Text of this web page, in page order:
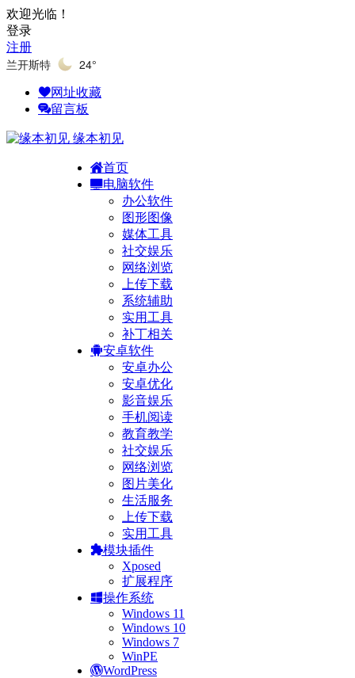
欢迎光临！
登录
注册
兰开斯特 24°
网址收藏
留言板
缘本初见
首页
电脑软件
办公软件
图形图像
媒体工具
社交娱乐
网络浏览
上传下载
系统辅助
实用工具
补丁相关
安卓软件
安卓办公
安卓优化
影音娱乐
手机阅读
教育教学
社交娱乐
网络浏览
图片美化
生活服务
上传下载
实用工具
模块插件
Xposed
扩展程序
操作系统
Windows 11
Windows 10
Windows 7
WinPE
WordPress